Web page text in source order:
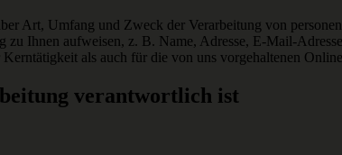
Art, Umfang und Zweck der Verarbeitung von
zu Ihnen aufweisen, z. B. Name, Adresse, E-Mail-
als auch für die von uns vorgehaltenen
verantwortlich ist